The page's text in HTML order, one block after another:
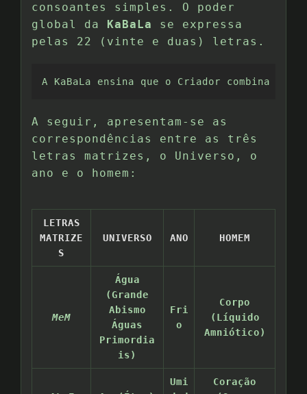
consoantes simples. O poder
global da KaBaLa
se expressa
pelas 22 (vinte e duas) letras.
A KaBaLa ensina que o Criador combina
A seguir, apresentam-se as
correspondências entre as três
letras matrizes, o Universo, o
ano e o homem:
LETRAS
MATRIZE
S
UNIVERSO ANO HOMEM
MeM
Água
(Grande
Abismo
Águas
Primordia
is)
Fri
o
Corpo
(Líquido
Amniótico)
Umi
Coração